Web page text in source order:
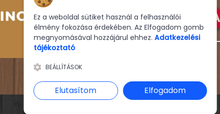
KOSÁRBA
Ez a weboldal sütiket használ a felhasználói
élmény fokozása érdekében. Az Elfogadom gomb
megnyomásával hozzájárul ehhez. Adatkezelési
tájékoztató
BEÁLLÍTÁSOK
Elutasítom Elfogadom